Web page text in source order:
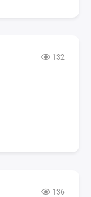
132
136